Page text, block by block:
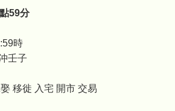
59分
時
壬子
移徙 入宅 開市 交易